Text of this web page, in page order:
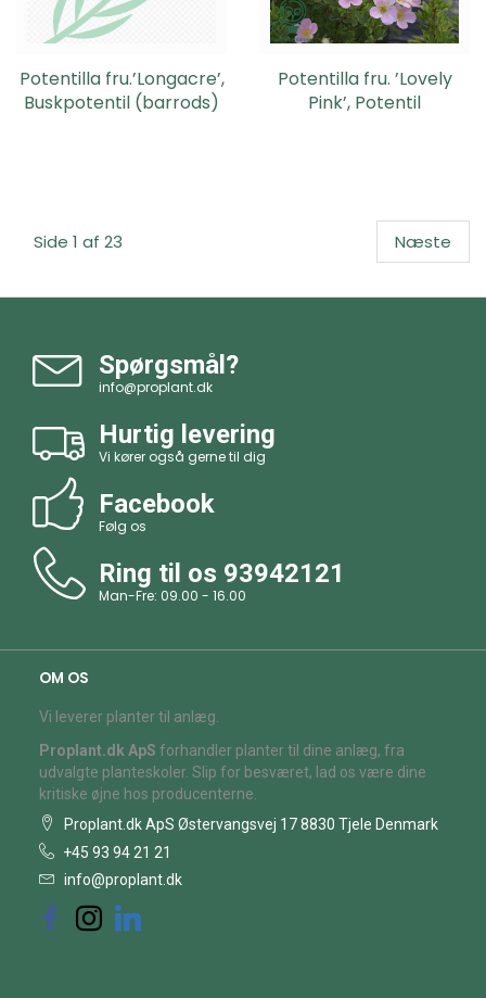
Potentilla fru.’Longacre’,
Buskpotentil (barrods)
Potentilla fru. ’Lovely
Pink’, Potentil
Side 1 af 23 Næste
Spørgsmål?
info@proplant.dk
Hurtig levering
Vi kører også gerne til dig
Facebook
Følg os
Ring til os 93942121
Man-Fre: 09.00 - 16.00
OM OS
Vi leverer planter til anlæg.
Proplant.dk ApS forhandler planter til dine anlæg, fra
udvalgte planteskoler. Slip for besværet, lad os være dine
kritiske øjne hos producenterne.
Proplant.dk ApS Østervangsvej 17 8830 Tjele Denmark
+45 93 94 21 21
info@proplant.dk